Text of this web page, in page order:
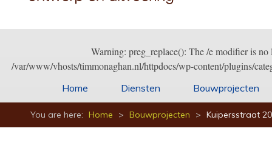
Warning: preg_replace(): The /e modifier is
/var/www/vhosts/timmonaghan.nl/httpdocs/wp-content/plugins/
Home Diensten Bouwprojecten
You are here: Home > Bouwprojecten > Kuipersstraat